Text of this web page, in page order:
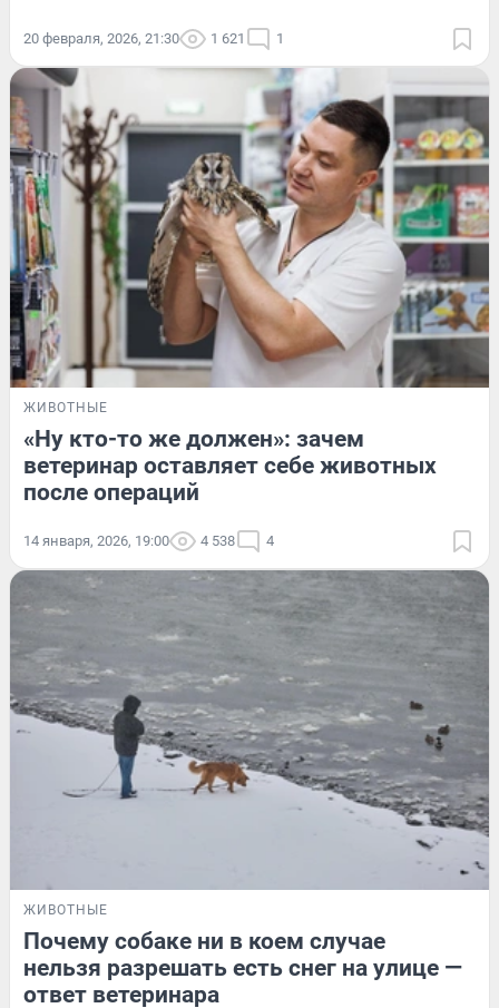
20 февраля, 2026, 21:30 1 621 1
ЖИВОТНЫЕ
«Ну кто-то же должен»: зачем
ветеринар оставляет себе животных
после операций
14 января, 2026, 19:00 4 538 4
ЖИВОТНЫЕ
Почему собаке ни в коем случае
нельзя разрешать есть снег на улице —
ответ ветеринара